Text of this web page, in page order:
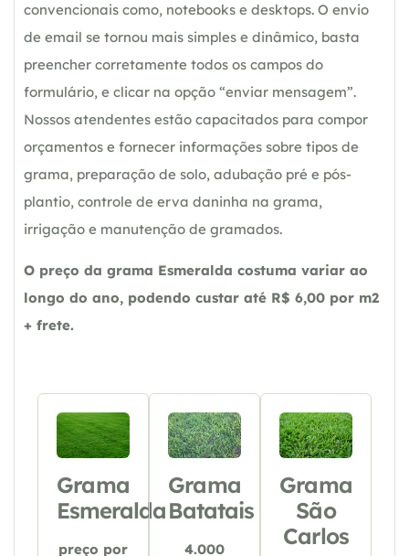
convencionais como, notebooks e desktops. O envio
de email se tornou mais simples e dinâmico, basta
preencher corretamente todos os campos do
formulário, e clicar na opção “enviar mensagem”.
Nossos atendentes estão capacitados para compor
orçamentos e fornecer informações sobre tipos de
grama, preparação de solo, adubação pré e pós-
plantio, controle de erva daninha na grama,
irrigação e manutenção de gramados.
O preço da grama Esmeralda costuma variar ao
longo do ano, podendo custar até R$ 6,00 por m2
+ frete.
Grama
Esmeralda
preço por
Grama
Batatais
4.000
Grama
São
Carlos